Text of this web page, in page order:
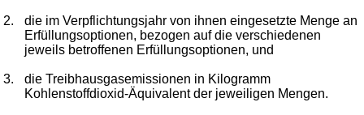
2.
die im Verpflichtungsjahr von ihnen eingesetzte Menge an
Erfüllungsoptionen, bezogen auf die verschiedenen
jeweils betroffenen Erfüllungsoptionen, und
3.
die Treibhausgasemissionen in Kilogramm
Kohlenstoffdioxid-Äquivalent der jeweiligen Mengen.